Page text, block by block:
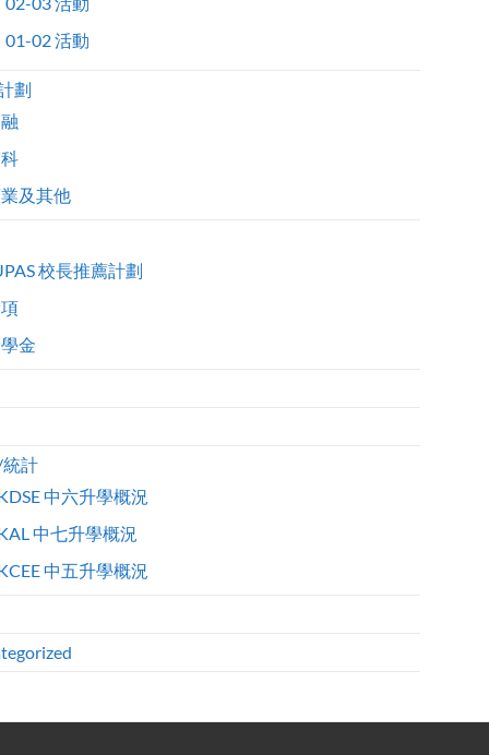
01-02 活動
劃
及其他
校長推薦計劃
金
計
中六升學概況
中七升學概況
中五升學概況